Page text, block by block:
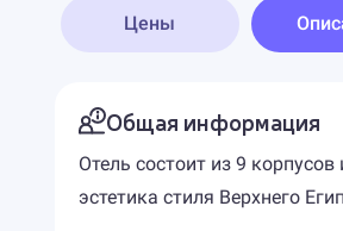
Цены
Общая информация
Отель состоит из 9
эстетика стиля Верхнего